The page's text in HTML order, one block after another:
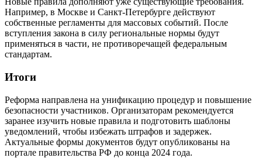
Например, в Москве и Санкт-Петербурге действуют
собственные регламенты для массовых событий. После
вступления закона в силу региональные нормы будут
применяться в части, не противоречащей федеральным
стандартам.
Итоги
Реформа направлена на унификацию процедур и повышение
безопасности участников. Организаторам рекомендуется
заранее изучить новые правила и подготовить шаблоны
уведомлений, чтобы избежать штрафов и задержек.
Актуальные формы документов будут опубликованы на
портале правительства РФ до конца 2024 года.